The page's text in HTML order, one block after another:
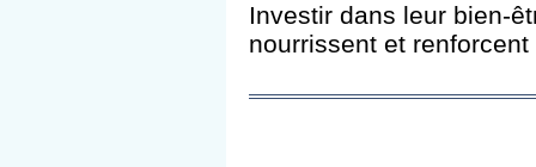
Investir dans leur bien-
nourrissent et